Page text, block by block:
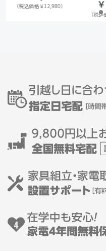
（税込価格￥12,980）
（税